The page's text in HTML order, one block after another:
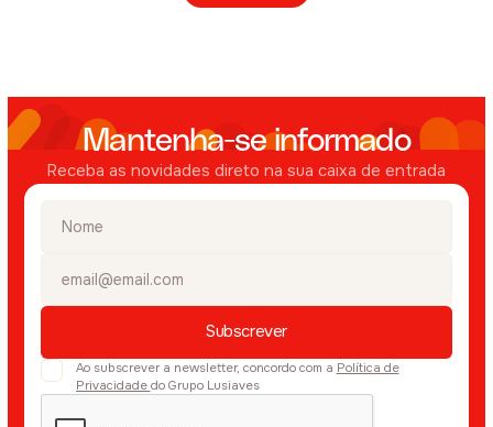
Mantenha-se informado
Receba as novidades direto na sua caixa de entrada
Ao subscrever a newsletter, concordo com a Política de
Privacidade do Grupo Lusiaves